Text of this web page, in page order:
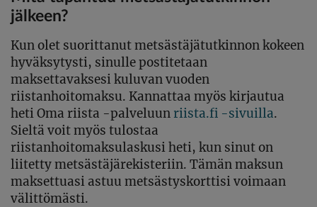
jälkeen?
Kun olet suorittanut metsästäjätutkinnon kokeen
hyväksytysti, sinulle postitetaan
maksettavaksesi kuluvan vuoden
riistanhoitomaksu. Kannattaa myös kirjautua
heti Oma riista -palveluun riista.fi -sivuilla.
Sieltä voit myös tulostaa
riistanhoitomaksulaskusi heti, kun sinut on
liitetty metsästäjärekisteriin. Tämän maksun
maksettuasi astuu metsästyskorttisi voimaan
välittömästi.